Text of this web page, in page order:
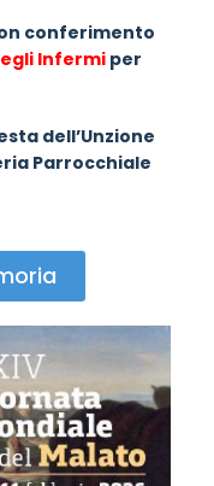
conferimento
Infermiper
dell’Unzione
Parrocchiale